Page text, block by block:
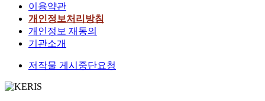
이용약관
개인정보처리방침
개인정보 재동의
기관소개
저작물 게시중단요청